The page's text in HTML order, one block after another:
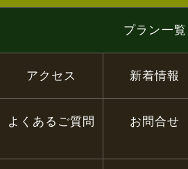
プラン一覧
アクセス 新着情報
よくあるご質問 お問合せ